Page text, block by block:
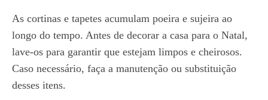
As cortinas e tapetes acumulam poeira e sujeira ao
longo do tempo. Antes de decorar a casa para o Natal,
lave-os para garantir que estejam limpos e cheirosos.
Caso necessário, faça a manutenção ou substituição
desses itens.